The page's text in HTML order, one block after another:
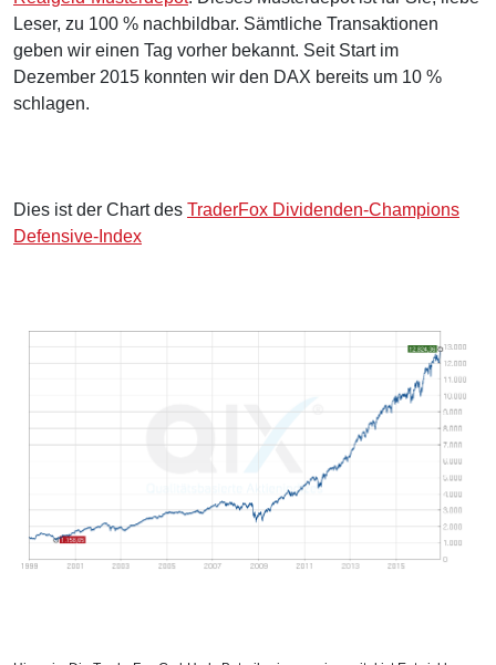
Leser, zu 100 % nachbildbar. Sämtliche Transaktionen
geben wir einen Tag vorher bekannt. Seit Start im
Dezember 2015 konnten wir den DAX bereits um 10 %
schlagen.
Dies ist der Chart des TraderFox Dividenden-Champions
Defensive-Index